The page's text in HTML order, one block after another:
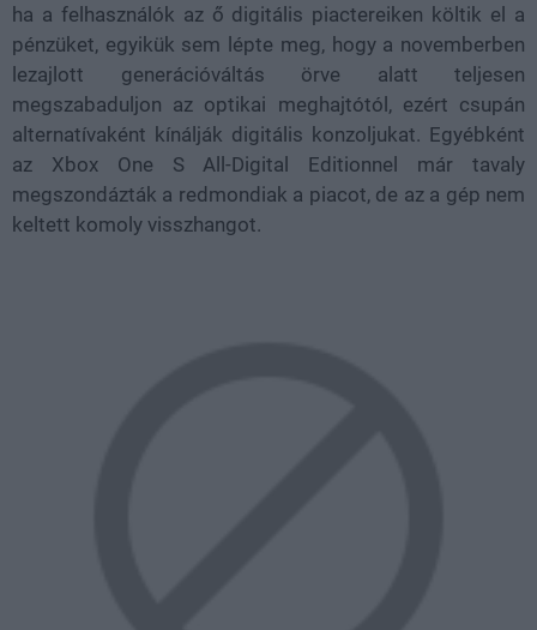
ha a felhasználók az ő digitális piactereiken költik el a
pénzüket, egyikük sem lépte meg, hogy a novemberben
lezajlott generációváltás örve alatt teljesen
megszabaduljon az optikai meghajtótól, ezért csupán
alternatívaként kínálják digitális konzoljukat. Egyébként
az Xbox One S All-Digital Editionnel már tavaly
megszondázták a redmondiak a piacot, de az a gép nem
keltett komoly visszhangot.